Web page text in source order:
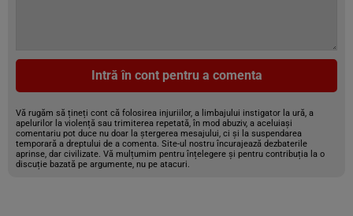
Intră în cont pentru a comenta
Vă rugăm să țineți cont că folosirea injuriilor, a limbajului instigator la ură, a
apelurilor la violență sau trimiterea repetată, în mod abuziv, a aceluiași
comentariu pot duce nu doar la ștergerea mesajului, ci și la suspendarea
temporară a dreptului de a comenta. Site-ul nostru încurajează dezbaterile
aprinse, dar civilizate. Vă mulțumim pentru înțelegere și pentru contribuția la o
discuție bazată pe argumente, nu pe atacuri.